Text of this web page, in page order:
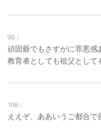
98：
頑固爺でもさすがに罪悪
教育者としても祖父として
108：
ええぞ、ああいうご都合で